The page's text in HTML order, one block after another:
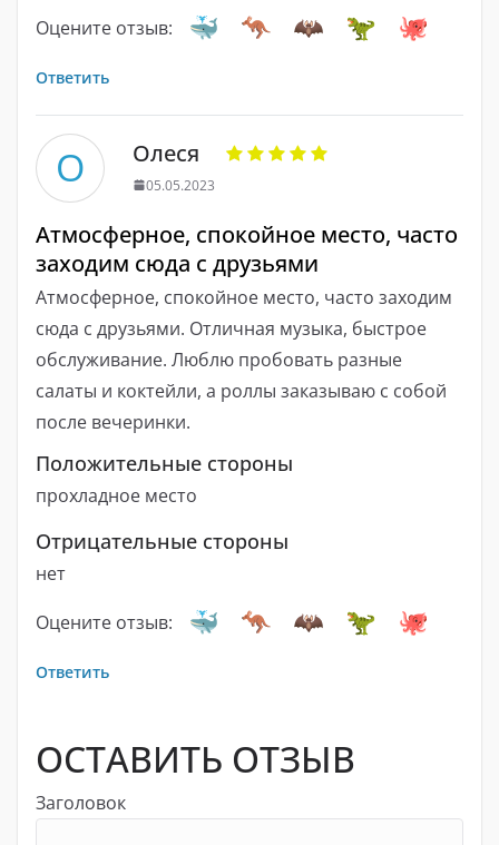
Оцените отзыв:
Ответить
О Олеся
05.05.2023
Атмосферное, спокойное место, часто
заходим сюда с друзьями
Атмосферное, спокойное место, часто заходим
сюда с друзьями. Отличная музыка, быстрое
обслуживание. Люблю пробовать разные
салаты и коктейли, а роллы заказываю с собой
после вечеринки.
Положительные стороны
прохладное место
Отрицательные стороны
нет
Оцените отзыв:
Ответить
ОСТАВИТЬ ОТЗЫВ
Заголовок